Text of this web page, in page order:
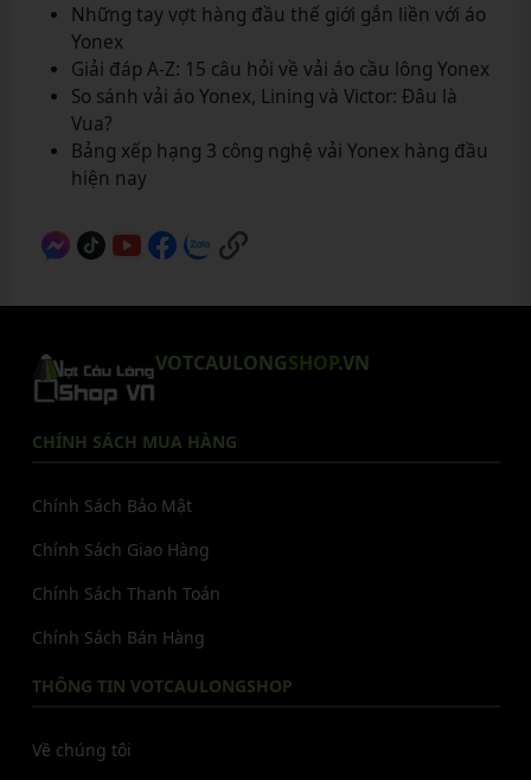
Những tay vợt hàng đầu thế giới gắn liền với áo
Yonex
Giải đáp A-Z: 15 câu hỏi về vải áo cầu lông Yonex
So sánh vải áo Yonex, Lining và Victor: Đâu là
Vua?
Bảng xếp hạng 3 công nghệ vải Yonex hàng đầu
hiện nay
VOTCAULONGSHOP.VN
CHÍNH SÁCH MUA HÀNG
Chính Sách Bảo Mật
Chính Sách Giao Hàng
Chính Sách Thanh Toán
Chính Sách Bán Hàng
THÔNG TIN VOTCAULONGSHOP
Về chúng tôi